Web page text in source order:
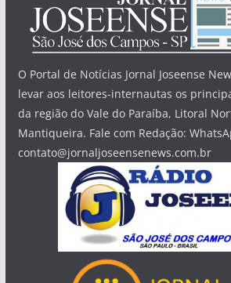
O Portal de Notícias Jornal Joseense
levar aos leitores-internautas os
da região do Vale do Paraíba, Litoral
Mantiqueira. Fale com Redação:
contato@jornaljoseensenews.com.br